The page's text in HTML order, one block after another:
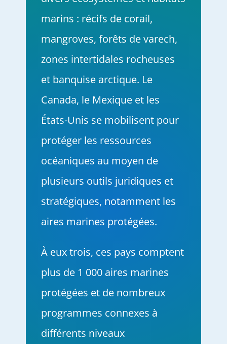
marins : récifs de corail,
mangroves, forêts de varech,
zones intertidales rocheuses
et banquise arctique. Le
Canada, le Mexique et les
États-Unis se mobilisent pour
protéger les ressources
océaniques au moyen de
plusieurs outils juridiques et
stratégiques, notamment les
aires marines protégées.
À eux trois, ces pays comptent
plus de 1 000 aires marines
protégées et de nombreux
programmes connexes à
différents niveaux